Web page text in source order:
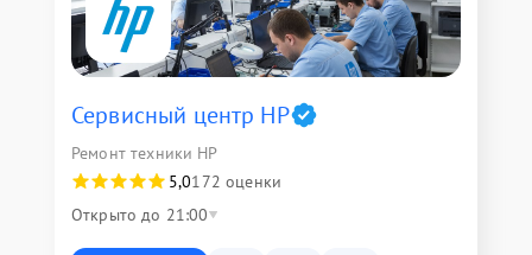
Сервисный центр HP
Ремонт техники HP
5,0172 оценки
Открыто до 21:00